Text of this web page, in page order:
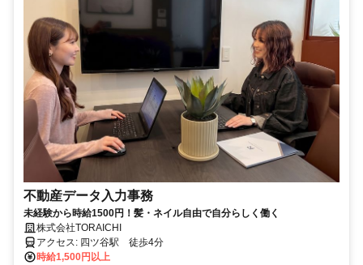
不動産データ入力事務
未経験から時給1500円！髪・ネイル自由で自分らしく働く
株式会社TORAICHI
アクセス: 四ツ谷駅 徒歩4分
時給1,500円以上